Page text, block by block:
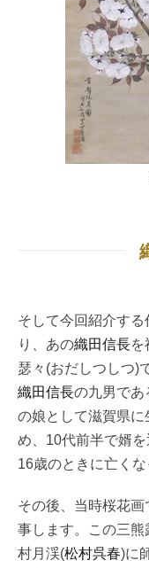
そして今回紹介す
り、あの織田信長を
瑟々(おだしつしつ)
織田信長の九男であ
の娘として滋賀県
め、10代前半で婿
16歳のときに亡くな
その後、当時桜花
事します。この三
村月渓(松村呉春)に